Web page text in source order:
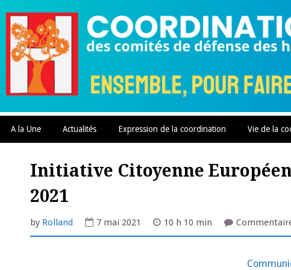
content
A la Une Actualités Expression de la coordination Vie de la
Initiative Citoyenne
2021
by Rolland 7 mai 2021 10 h 10 min